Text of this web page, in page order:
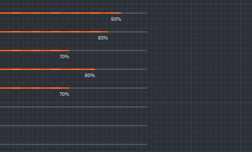
90%
85%
70%
80%
70%